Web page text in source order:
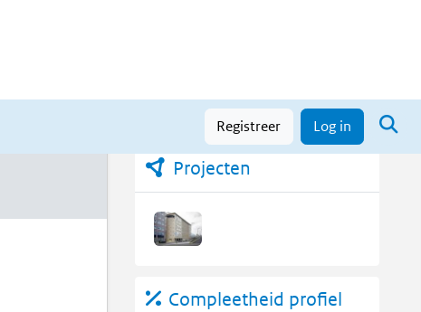
Registreer Log in
Projecten
Compleetheid profiel